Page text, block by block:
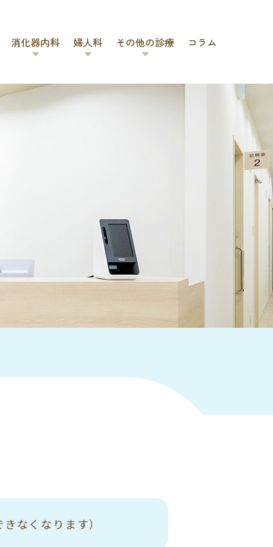
消化器内科 婦人科 その他の診療 コラム
なくなります）